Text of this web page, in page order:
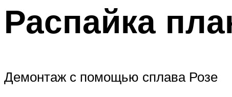
Распайка
Демонтаж с помощью сплава Розе